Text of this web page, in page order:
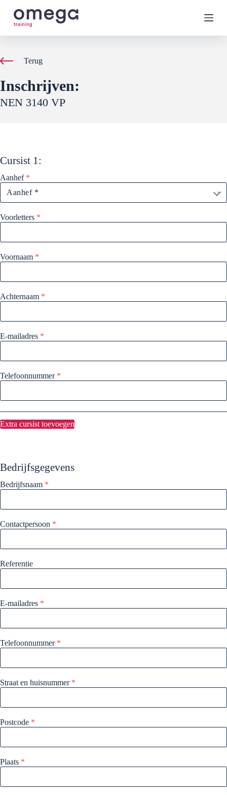
G
a
d
i
n
h
Terug
Inschrijven:
NEN 3140 VP
Cursist 1:
Aanhef *
Voorletters *
Voornaam *
Achternaam *
E-mailadres *
Telefoonnummer *
Extra cursist toevoegen
Bedrijfsgegevens
Bedrijfsnaam *
Contactpersoon *
Referentie
E-mailadres *
Telefoonnummer *
Straat en huisnummer *
Postcode *
Plaats *